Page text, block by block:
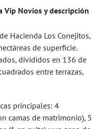
Vip Novios y descripción
Hacienda Los Conejitos,
de superficie.
divididos en 136 de
entre terrazas,
principales: 4
camas de matrimonio), 5